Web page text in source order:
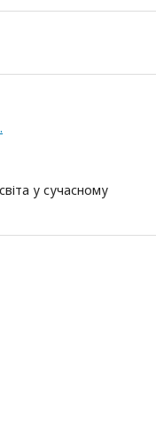
у сучасному